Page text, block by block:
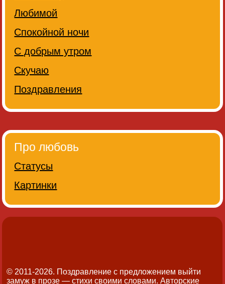
Любимой
Спокойной ночи
С добрым утром
Скучаю
Поздравления
Про любовь
Статусы
Картинки
© 2011-2026. Поздравление с предложением выйти
замуж в прозе — стихи своими словами.Авторские